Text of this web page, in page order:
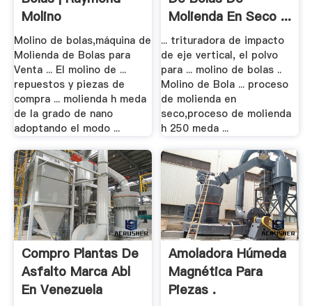
Molino
Molino de bolas,máquina de
Molienda de Bolas para
Venta ... El molino de ...
repuestos y piezas de
compra ... molienda h meda
de la grado de nano
adoptando el modo ...
Molienda En Seco ...
... trituradora de impacto
de eje vertical, el polvo
para ... molino de bolas ..
Molino de Bola ... proceso
de molienda en
seco,proceso de molienda
h 250 meda ...
Compro Plantas De
Asfalto Marca Abl
En Venezuela
Amoladora Húmeda
Magnética Para
Piezas .